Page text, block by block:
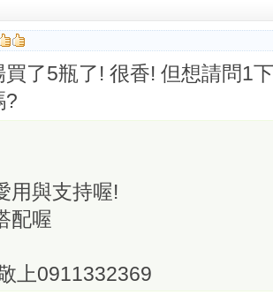
買了5瓶了! 很香! 但想請問1
?
用與支持喔!
配喔
上0911332369